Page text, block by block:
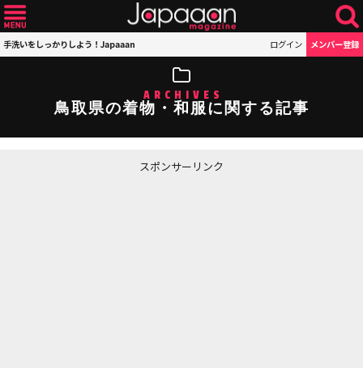
手洗いをしっかりしよう！Japaaan ログイン メンバー登録
ARCHIVES
鳥取県の着物・和服に関する記事
スポンサーリンク